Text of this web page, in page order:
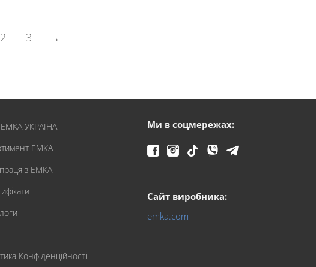
2 3 →
УКРАЇНА
ЕМКА
з ЕМКА
Конфіденційності
Ми в соцмережах:
Сайт виробника:
emka.com